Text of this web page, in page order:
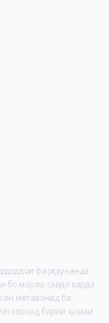
фарқкунанда
бо маржа савдо карда
он метавонад ба
барои ҳамаи